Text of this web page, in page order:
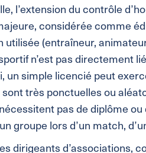
l’extension du contrôle
considérée comme
utilisée (entraîneur,
n’est pas directement
un simple licencié peut
très ponctuelles ou
pas de diplôme
groupe lors d’un match,
dirigeants d’associations,